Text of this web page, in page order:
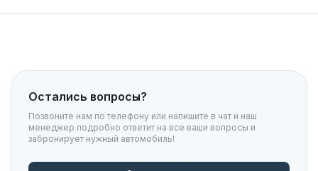
Остались вопросы?
Позвоните нам по телефону или напишите в чат и наш
менеджер подробно ответит на все ваши вопросы и
забронирует нужный автомобиль!